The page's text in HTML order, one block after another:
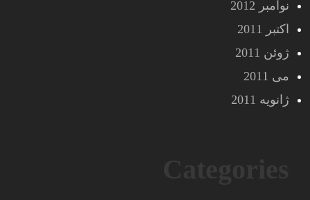
نوامبر 2012
اکتبر 2011
ژوئن 2011
می 2011
ژانویه 2011